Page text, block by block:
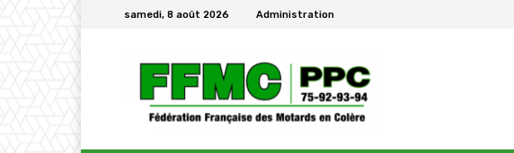
samedi, 8 août 2026 Administration